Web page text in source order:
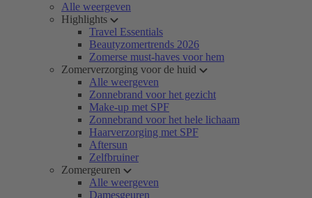
Alle weergeven
Highlights
Travel Essentials
Beautyzomertrends 2026
Zomerse must-haves voor hem
Zomerverzorging voor de huid
Alle weergeven
Zonnebrand voor het gezicht
Make-up met SPF
Zonnebrand voor het hele lichaam
Haarverzorging met SPF
Aftersun
Zelfbruiner
Zomergeuren
Alle weergeven
Damesgeuren